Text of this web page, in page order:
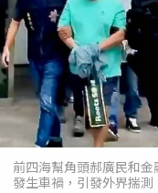
前四海幫角頭郝廣民和
發生車禍，引發外界揣測